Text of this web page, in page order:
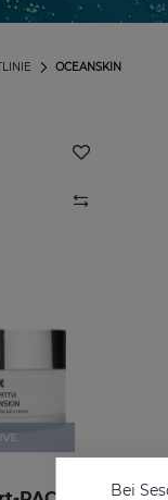
OCEANSKIN
Bei